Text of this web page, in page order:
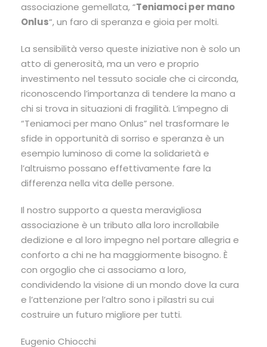
associazione gemellata, “Teniamoci per mano
Onlus“, un faro di speranza e gioia per molti.
La sensibilità verso queste iniziative non è solo un
atto di generosità, ma un vero e proprio
investimento nel tessuto sociale che ci circonda,
riconoscendo l’importanza di tendere la mano a
chi si trova in situazioni di fragilità. L’impegno di
“Teniamoci per mano Onlus” nel trasformare le
sfide in opportunità di sorriso e speranza è un
esempio luminoso di come la solidarietà e
l’altruismo possano effettivamente fare la
differenza nella vita delle persone.
Il nostro supporto a questa meravigliosa
associazione è un tributo alla loro incrollabile
dedizione e al loro impegno nel portare allegria e
conforto a chi ne ha maggiormente bisogno. È
con orgoglio che ci associamo a loro,
condividendo la visione di un mondo dove la cura
e l’attenzione per l’altro sono i pilastri su cui
costruire un futuro migliore per tutti.
Eugenio Chiocchi